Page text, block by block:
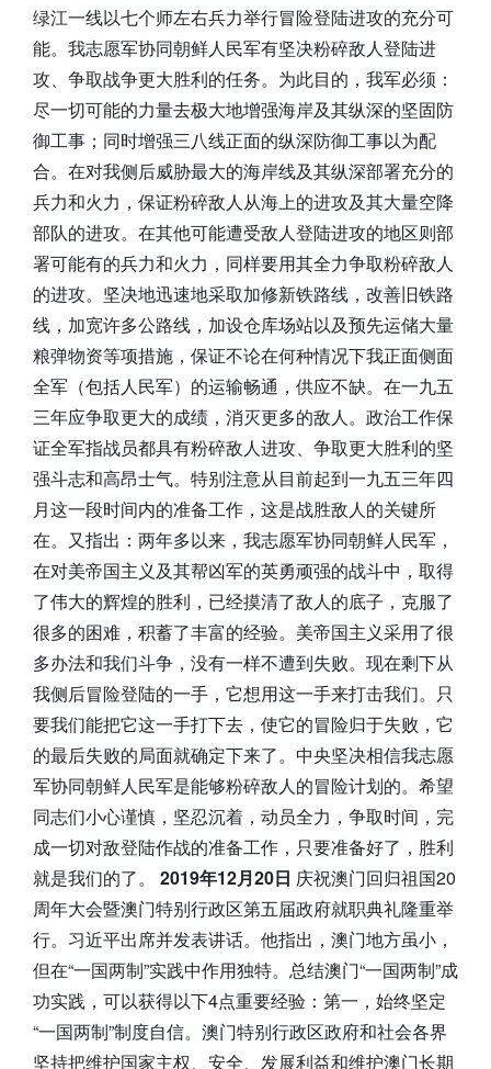
绿江一线以七个师左右兵力举行冒险登陆进攻的充分可
能。我志愿军协同朝鲜人民军有坚决粉碎敌人登陆进
攻、争取战争更大胜利的任务。为此目的，我军必须：
尽一切可能的力量去极大地增强海岸及其纵深的坚固防
御工事；同时增强三八线正面的纵深防御工事以为配
合。在对我侧后威胁最大的海岸线及其纵深部署充分的
兵力和火力，保证粉碎敌人从海上的进攻及其大量空降
部队的进攻。在其他可能遭受敌人登陆进攻的地区则部
署可能有的兵力和火力，同样要用其全力争取粉碎敌人
的进攻。坚决地迅速地采取加修新铁路线，改善旧铁路
线，加宽许多公路线，加设仓库场站以及预先运储大量
粮弹物资等项措施，保证不论在何种情况下我正面侧面
全军（包括人民军）的运输畅通，供应不缺。在一九五
三年应争取更大的成绩，消灭更多的敌人。政治工作保
证全军指战员都具有粉碎敌人进攻、争取更大胜利的坚
强斗志和高昂士气。特别注意从目前起到一九五三年四
月这一段时间内的准备工作，这是战胜敌人的关键所
在。又指出：两年多以来，我志愿军协同朝鲜人民军，
在对美帝国主义及其帮凶军的英勇顽强的战斗中，取得
了伟大的辉煌的胜利，已经摸清了敌人的底子，克服了
很多的困难，积蓄了丰富的经验。美帝国主义采用了很
多办法和我们斗争，没有一样不遭到失败。现在剩下从
我侧后冒险登陆的一手，它想用这一手来打击我们。只
要我们能把它这一手打下去，使它的冒险归于失败，它
的最后失败的局面就确定下来了。中央坚决相信我志愿
军协同朝鲜人民军是能够粉碎敌人的冒险计划的。希望
同志们小心谨慎，坚忍沉着，动员全力，争取时间，完
成一切对敌登陆作战的准备工作，只要准备好了，胜利
就是我们的了。 2019年12月20日 庆祝澳门回归祖国20
周年大会暨澳门特别行政区第五届政府就职典礼隆重举
行。习近平出席并发表讲话。他指出，澳门地方虽小，
但在“一国两制”实践中作用独特。总结澳门“一国两制”成
功实践，可以获得以下4点重要经验：第一，始终坚定
“一国两制”制度自信。澳门特别行政区政府和社会各界
坚持把维护国家主权、安全、发展利益和维护澳门长期